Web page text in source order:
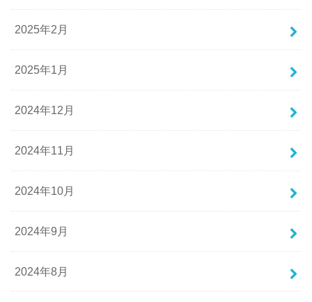
2025年2月
2025年1月
2024年12月
2024年11月
2024年10月
2024年9月
2024年8月